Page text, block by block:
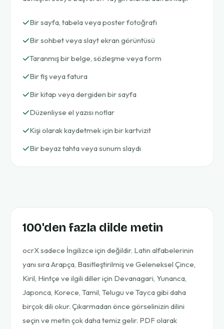
Bir sayfa, tabela veya poster fotoğrafı
Bir sohbet veya slayt ekran görüntüsü
Taranmış bir belge, sözleşme veya form
Bir fiş veya fatura
Bir kitap veya dergiden bir sayfa
Düzenliyse el yazısı notlar
Kişi olarak kaydetmek için bir kartvizit
Bir beyaz tahta veya sunum slaydı
100'den fazla dilde metin
ocrX sadece İngilizce için değildir. Latin alfabelerinin
yanı sıra Arapça, Basitleştirilmiş ve Geleneksel Çince,
Kiril, Hintçe ve ilgili diller için Devanagari, Yunanca,
Japonca, Korece, Tamil, Telugu ve Tayca gibi daha
birçok dili okur. Çıkarmadan önce görselinizin dilini
seçin ve metin çok daha temiz gelir. PDF olarak